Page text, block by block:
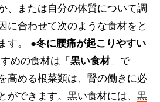
、または自分の体質について調
に合わせて次のような食材をと
す。 ●冬に腰痛が起こりやすい
めの食材は「 黒い食材」で
高める根菜類は、腎の働きに必
ができます。黒い食材には、 黒